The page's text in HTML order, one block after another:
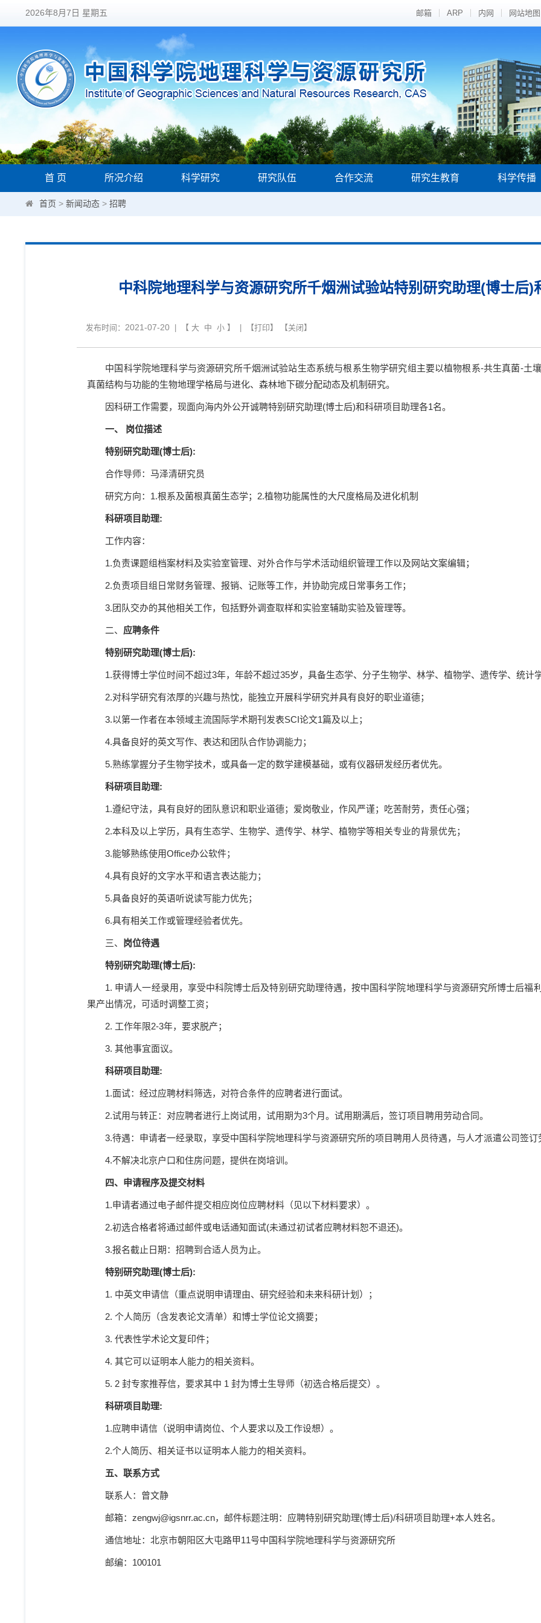
2026年8月7日 星期五 邮箱 ARP 内网 网站地图
首 页 所况介绍 科学研究 研究队伍 合作交流 研究生教育 科学传播
首页 > 新闻动态 > 招聘
中科院地理科学与资源研究所千烟洲试验站特别研究助理(博士后)
发布时间： 2021-07-20 | 【 大 中 小 】 | 【打印】 【关闭 】
中国科学院地理科学与资源研究所千烟洲试验站生态系统与根系生物学研究组主要以植物根系-共生真菌-土
真菌结构与功能的生物地理学格局与进化、森林地下碳分配动态及机制研究。
因科研工作需要，现面向海内外公开诚聘特别研究助理(博士后)和科研项目助理各1名。
一、 岗位描述
特别研究助理(博士后):
合作导师：马泽清研究员
研究方向： 1.根系及菌根真菌生态学； 2.植物功能属性的大尺度格局及进化机制
科研项目助理:
工作内容：
1.负责课题组档案材料及实验室管理、对外合作与学术活动组织管理工作以及网站文案编辑；
2.负责项目组日常财务管理、报销、记账等工作，并协助完成日常事务工作；
3.团队交办的其他相关工作，包括野外调查取样和实验室辅助实验及管理等。
二、 应聘条件
特别研究助理(博士后):
1.获得博士学位时间不超过3年，年龄不超过35岁，具备生态学、分子生物学、林学、植物学、遗传学、统计
2.对科学研究有浓厚的兴趣与热忱，能独立开展科学研究并具有良好的职业道德；
3.以第一作者在本领域主流国际学术期刊发表SCI论文1篇及以上；
4.具备良好的英文写作、表达和团队合作协调能力；
5.熟练掌握分子生物学技术，或具备一定的数学建模基础，或有仪器研发经历者优先。
科研项目助理:
1.遵纪守法，具有良好的团队意识和职业道德；爱岗敬业，作风严谨；吃苦耐劳，责任心强；
2.本科及以上学历，具有生态学、生物学、遗传学、林学、植物学等相关专业的背景优先；
3.能够熟练使用Office办公软件；
4.具有良好的文字水平和语言表达能力；
5.具备良好的英语听说读写能力优先；
6.具有相关工作或管理经验者优先。
三、 岗位待遇
特别研究助理(博士后):
1. 申请人一经录用，享受中科院博士后及特别研究助理待遇，按中国科学院地理科学与资源研究所博士后福
果产出情况，可适时调整工资；
2. 工作年限2-3年，要求脱产；
3. 其他事宜面议。
科研项目助理:
1.面试：经过应聘材料筛选，对符合条件的应聘者进行面试。
2.试用与转正：对应聘者进行上岗试用，试用期为3个月。试用期满后，签订项目聘用劳动合同。
3.待遇：申请者一经录取，享受中国科学院地理科学与资源研究所的项目聘用人员待遇，与人才派遣公司签订
4.不解决北京户口和住房问题，提供在岗培训。
四、申请程序及提交材料
1.申请者通过电子邮件提交相应岗位应聘材料（见以下材料要求）。
2.初选合格者将通过邮件或电话通知面试(未通过初试者应聘材料恕不退还)。
3.报名截止日期：招聘到合适人员为止。
特别研究助理(博士后):
1. 中英文申请信（重点说明申请理由、研究经验和未来科研计划）；
2. 个人简历（含发表论文清单）和博士学位论文摘要；
3. 代表性学术论文复印件；
4. 其它可以证明本人能力的相关资料。
5. 2 封专家推荐信，要求其中 1 封为博士生导师（初选合格后提交）。
科研项目助理:
1.应聘申请信（说明申请岗位、个人要求以及工作设想）。
2.个人简历、相关证书以证明本人能力的相关资料。
五、联系方式
联系人：曾文静
邮箱： zengwj@igsnrr.ac.cn，邮件标题注明：应聘特别研究助理(博士后)/科研项目助理+本人姓名。
通信地址：北京市朝阳区大屯路甲11号中国科学院地理科学与资源研究所
邮编： 100101